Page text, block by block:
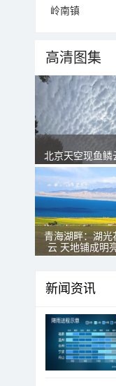
岭南镇
高清图集
北京天空现鱼鳞
青海湖畔：湖光
云 天地铺成明
新闻资讯